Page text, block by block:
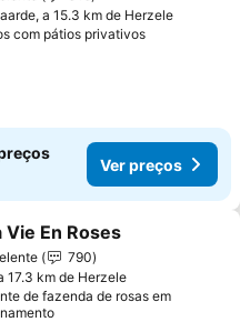
a 15.3 km de Herzele
com pátios privativosVer preços
Ver preços
aos favoritos
Vie En Roses
790
17.3 km de Herzele
de fazenda de rosas em